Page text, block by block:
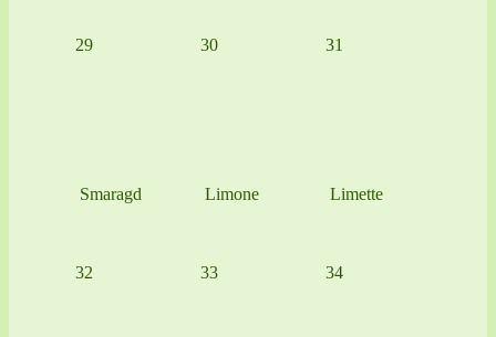
29
Smaragd
30
Limone
31
Limette
32 33 34